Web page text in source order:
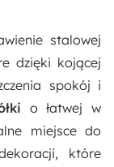
MDF
stalowej
dzięki kojącej
spokój i
o łatwej w
miejsce do
które